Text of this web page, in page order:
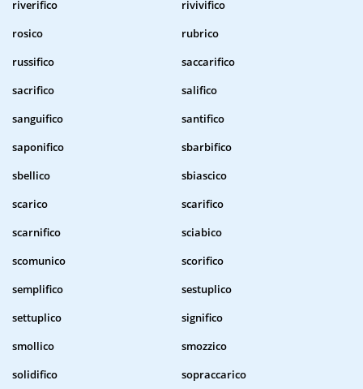
riverifico
rivivifico
rosico
rubrico
russifico
saccarifico
sacrifico
salifico
sanguifico
santifico
saponifico
sbarbifico
sbellico
sbiascico
scarico
scarifico
scarnifico
sciabico
scomunico
scorifico
semplifico
sestuplico
settuplico
significo
smollico
smozzico
solidifico
sopraccarico